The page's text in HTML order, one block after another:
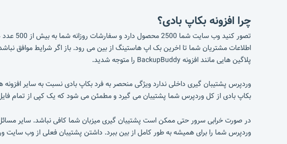
چرا افزونه بکاپ بادی؟
تصور
اطلاعات مشتریان شما تا اخرین بک اپ هاستینگ از بین می رود. باز اگر شرایط موافق
پلاگین هایی مانند افزونه BackupBuddy را متوجه شدید.
وردپرس پشتیبان گیری داخلی ندارد ویژگی منحصر به فرد بکاپ بادی نسبت به سایر
بکاپ بادی از کل وردپرس شما پشتیبان می گیرد و مطمئن می شود که یک کپی از تمام
در صورت خرابی سرور حتی ممکن است پشتیبان گیری میزبان شما کافی نباشد. سایر
وردپرس شما را برای همیشه به طور کامل از بین ببرد. داشتن پشتیبان فعلی از وب